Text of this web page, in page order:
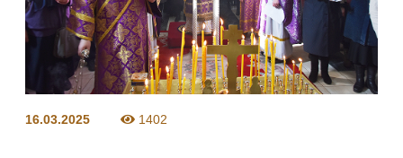
16.03.2025 1402